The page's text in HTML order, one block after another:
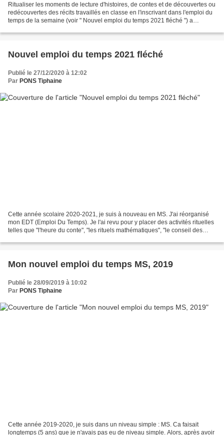
Ritualiser les moments de lecture d'histoires, de contes et de découvertes ou
redécouvertes des récits travaillés en classe en l'inscrivant dans l'emploi du
temps de la semaine (voir " Nouvel emploi du temps 2021 fléché ") a
Nouvel emploi du temps 2021 fléché
Publié le 27/12/2020 à 12:02
Par PONS Tiphaine
Cette année scolaire 2020-2021, je suis à nouveau en MS. J'ai réorganisé
mon EDT (Emploi Du Temps). Je l'ai revu pour y placer des activités rituelles
telles que "l'heure du conte", "les rituels mathématiques", "le conseil des
Mon nouvel emploi du temps MS, 2019
Publié le 28/09/2019 à 10:02
Par PONS Tiphaine
Cette année 2019-2020, je suis dans un niveau simple : MS. Ca faisait
longtemps (5 ans) que je n'avais pas eu de niveau simple. Alors, après avoir